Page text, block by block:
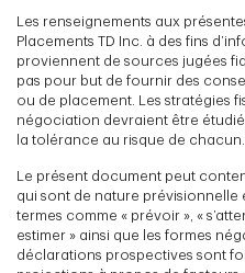
Les renseignements aux
Placements TD Inc. à des fins
proviennent de sources jugées
pas pour but de fournir des
ou de placement. Les stratégies
négociation devraient être
la tolérance au risque de chacun.
Le présent document peut
qui sont de nature
termes comme « prévoir », «
estimer » ainsi que les formes
déclarations prospectives sont